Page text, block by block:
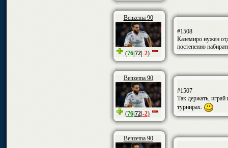
Benzema 90
(76|72|-2)
#1508
Каземиро нужен
постепенно
Benzema 90
(76|72|-2)
#1507
Так держать,
турнирах.
Benzema 90